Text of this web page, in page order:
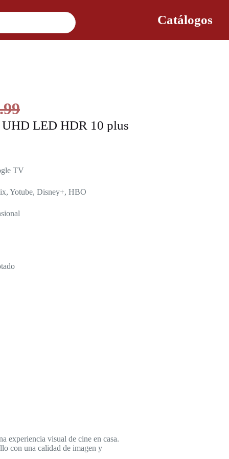
Catálogos
LED HDR 10 plus
TV
Yotube, Disney+, HBO
experiencia visual de cine en casa.
con una calidad de imagen y